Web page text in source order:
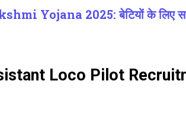
Yojana 2025: बेटियों के लिए
Loco Pilot